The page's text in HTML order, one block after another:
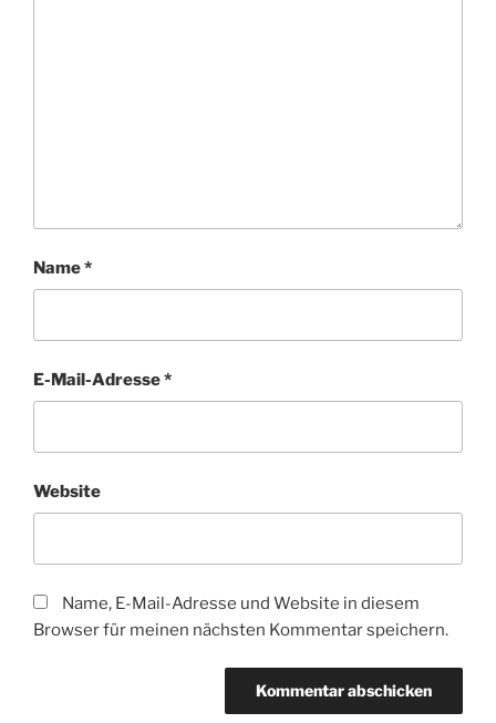
Name*
E-Mail-Adresse*
Website
Name, E-Mail-Adresse und Website in diesem
Browser für meinen nächsten Kommentar speichern.